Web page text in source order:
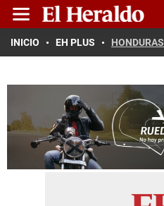
INICIO EH PLUS HONDURAS